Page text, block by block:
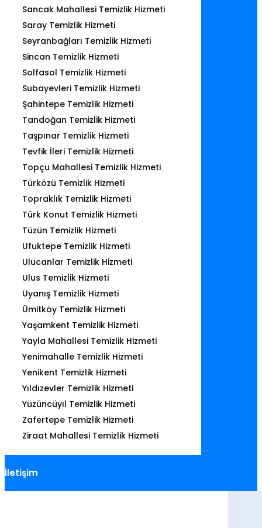
Sancak Mahallesi Temizlik Hizmeti
Saray Temizlik Hizmeti
Seyranbağları Temizlik Hizmeti
Sincan Temizlik Hizmeti
Solfasol Temizlik Hizmeti
Subayevleri Temizlik Hizmeti
Şahintepe Temizlik Hizmeti
Tandoğan Temizlik Hizmeti
Taşpınar Temizlik Hizmeti
Tevfik İleri Temizlik Hizmeti
Topçu Mahallesi Temizlik Hizmeti
Türközü Temizlik Hizmeti
Topraklık Temizlik Hizmeti
Türk Konut Temizlik Hizmeti
Tüzün Temizlik Hizmeti
Ufuktepe Temizlik Hizmeti
Ulucanlar Temizlik Hizmeti
Ulus Temizlik Hizmeti
Uyanış Temizlik Hizmeti
Ümitköy Temizlik Hizmeti
Yaşamkent Temizlik Hizmeti
Yayla Mahallesi Temizlik Hizmeti
Yenimahalle Temizlik Hizmeti
Yenikent Temizlik Hizmeti
Yıldızevler Temizlik Hizmeti
Yüzüncüyıl Temizlik Hizmeti
Zafertepe Temizlik Hizmeti
Ziraat Mahallesi Temizlik Hizmeti
İletişim